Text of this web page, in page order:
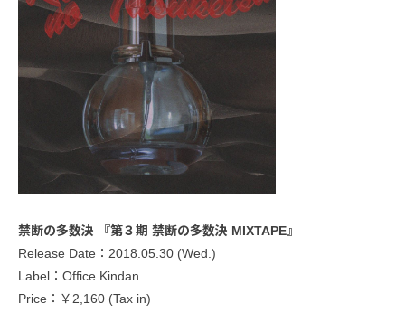
禁断の多数決 『第３期 禁断の多数決 MIXTAPE』
Release Date：2018.05.30 (Wed.)
Label：Office Kindan
Price：￥2,160 (Tax in)